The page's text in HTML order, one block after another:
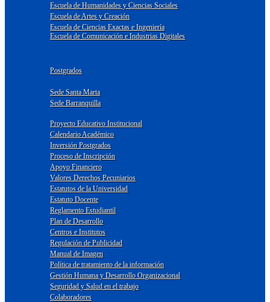
Escuela de Humanidades y Ciencias Sociales
Escuela de Artes y Creación
Escuela de Ciencias Exactas e Ingeniería
Escuela de Comunicación e Industrias Digitales
Postgrados
Sede Santa Marta
Sede Barranquilla
Proyecto Educativo Institucional
Calendario Académico
Inversión Postgrados
Proceso de Inscripción
Apoyo Financiero
Valores Derechos Pecuniarios
Estatutos de la Universidad
Estatuto Docente
Reglamento Estudiantil
Plan de Desarrollo
Centros e Institutos
Regulación de Publicidad
Manual de Imagen
Política de tratamiento de la información
Gestión Humana y Desarrollo Organizacional
Seguridad y Salud en el trabajo
Colaboradores